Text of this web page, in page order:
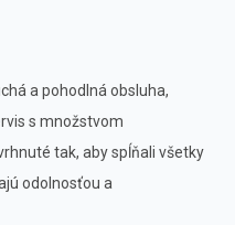
a pohodlná obsluha,
s množstvom
tak, aby spĺňali všetky
odolnosťou a